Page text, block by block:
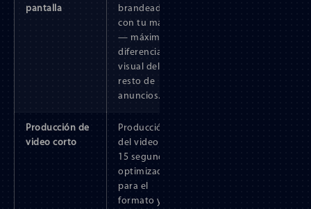
pantalla
brandeado
con tu marca
— máxima
diferenciación
visual del
resto de
anuncios.
Producción de
video corto
Producción
del video de
15 segundos
optimizado
para el
formato y